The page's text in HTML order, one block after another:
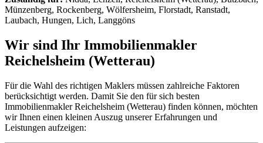
Münzenberg, Rockenberg, Wölfersheim, Florstadt, Ranstadt,
Laubach, Hungen, Lich, Langgöns
Wir sind Ihr Immobilienmakler
Reichelsheim (Wetterau)
Für die Wahl des richtigen Maklers müssen zahlreiche Faktoren
berücksichtigt werden. Damit Sie den für sich besten
Immobilienmakler Reichelsheim (Wetterau) finden können, möchten
wir Ihnen einen kleinen Auszug unserer Erfahrungen und
Leistungen aufzeigen: